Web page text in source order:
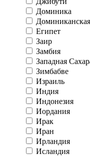
Доминика
Египет
Заир
Замбия
Западная
Зимбабве
Израиль
Индия
Индонезия
Иордания
Ирак
Иран
Ирландия
Исландия